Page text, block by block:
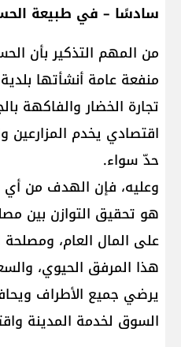
سادسًا – في طبيعة
من المهم التذكير بأن
منفعة عامة أنشأتها
تجارة الخضار والفاكهة
اقتصادي يخدم المزارعين
حدّ سواء.
وعليه، فإن الهدف من أي
هو تحقيق التوازن بين
على المال العام،
هذا المرفق الحيوي،
يرضي جميع الأطراف
السوق لخدمة المدينة